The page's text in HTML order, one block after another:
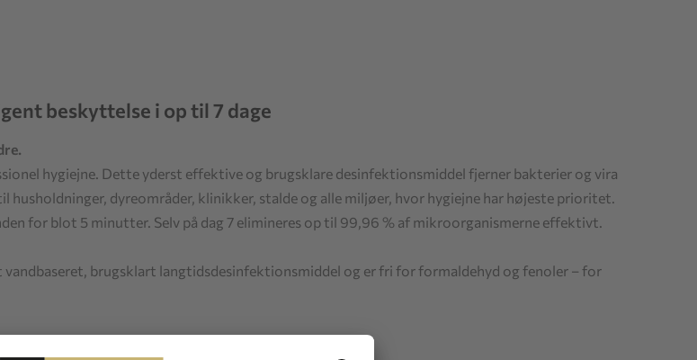
beskyttelse i op til 7 dage
hygiejne. Dette yderst effektive og brugsklare desinfektionsmiddel fjerner bakterier og vira
til husholdninger, dyreområder, klinikker, stalde og alle miljøer, hvor hygiejne har højeste prioritet.
for blot 5 minutter. Selv på dag 7 elimineres op til 99,96 % af mikroorganismerne effektivt.
brugsklart langtidsdesinfektionsmiddel og er fri for formaldehyd og fenoler – for
+ langtidsvirkning